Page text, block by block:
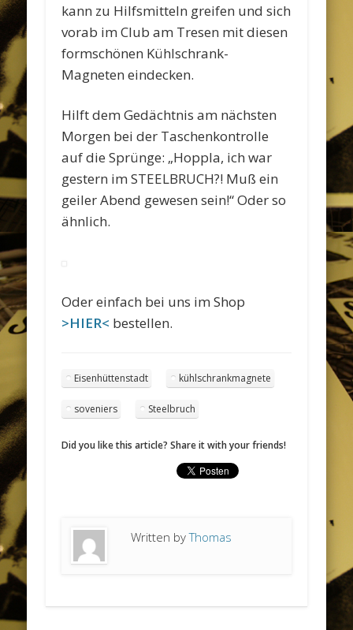
kann zu Hilfsmitteln greifen und sich
vorab im Club am Tresen mit diesen
formschönen Kühlschrank-
Magneten eindecken.
Hilft dem Gedächtnis am nächsten
Morgen bei der Taschenkontrolle
auf die Sprünge: „Hoppla, ich war
gestern im STEELBRUCH?! Muß ein
geiler Abend gewesen sein!“ Oder so
ähnlich.
Oder einfach bei uns im Shop
>HIER< bestellen.
Eisenhüttenstadt kühlschrankmagnete
soveniers Steelbruch
Did you like this article? Share it with your friends!
Written byThomas